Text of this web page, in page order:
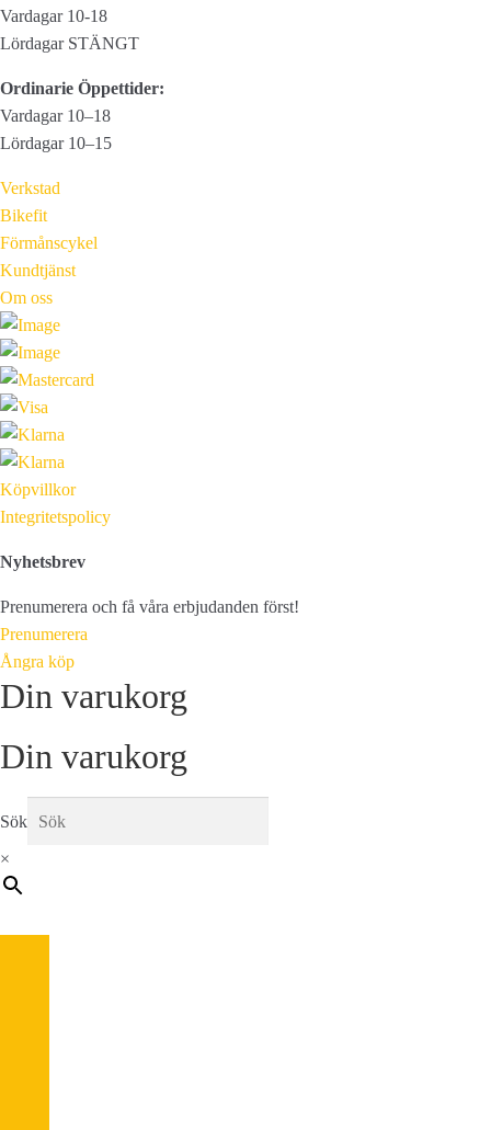
Vardagar 10-18
Lördagar STÄNGT
Ordinarie Öppettider:
Vardagar 10–18
Lördagar 10–15
Verkstad
Bikefit
Förmånscykel
Kundtjänst
Om oss
Köpvillkor
Integritetspolicy
Nyhetsbrev
Prenumerera och få våra erbjudanden först!
Prenumerera
Ångra köp
Din varukorg
Din varukorg
Sök
×